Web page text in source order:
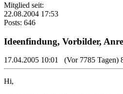
Mitglied seit:
22.08.2004 17:53
Posts: 646
Ideenfindung, Vorbilder,
17.04.2005 10:01 (Vor 7785 Tagen)
Hi,